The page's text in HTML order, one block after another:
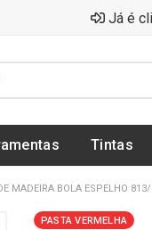
Já é
Tintas
MADEIRA BOLA ESPELHO
PASTA VERMELHA